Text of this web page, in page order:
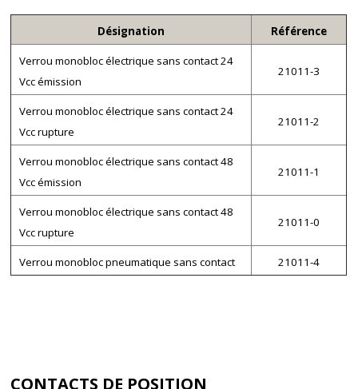
Désignation Référence
Verrou monobloc électrique sans contact 24
Vcc émission
21011-3
Verrou monobloc électrique sans contact 24
Vcc rupture
21011-2
Verrou monobloc électrique sans contact 48
Vcc émission
21011-1
Verrou monobloc électrique sans contact 48
Vcc rupture
21011-0
Verrou monobloc pneumatique sans contact 21011-4
CONTACTS DE POSITION